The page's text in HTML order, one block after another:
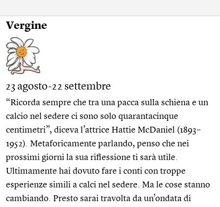
Vergine
23 agosto-22 settembre
“Ricorda sempre che tra una pacca sulla schiena e un
calcio nel sedere ci sono solo quarantacinque
centimetri”, diceva l’attrice Hattie McDaniel (1893–
1952). Metaforicamente parlando, penso che nei
prossimi giorni la sua riflessione ti sarà utile.
Ultimamente hai dovuto fare i conti con troppe
esperienze simili a calci nel sedere. Ma le cose stanno
cambiando. Presto sarai travolta da un’ondata di